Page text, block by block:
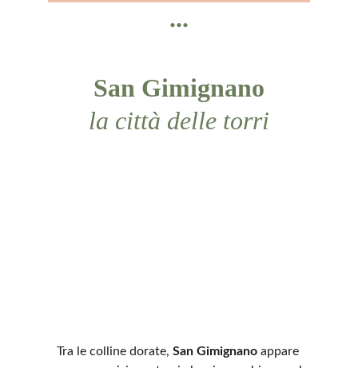
...
San Gimignano
la città delle torri
Tra le colline dorate, San Gimignano appare